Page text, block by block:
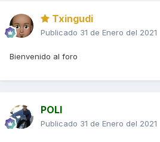
Txingudi
Publicado 31 de Enero del 2021
Bienvenido al foro
POLI
Publicado 31 de Enero del 2021